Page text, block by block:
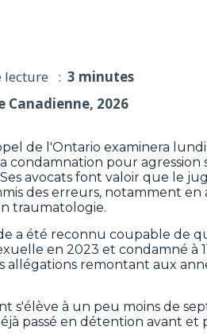
lecture : 3 minutes
Canadienne, 2026
de l'Ontario examinera
condamnation pour agression
avocats font valoir que le
des erreurs, notamment
traumatologie.
a été reconnu coupable de
en 2023 et condamné à
allégations remontant aux
s'élève à un peu moins de
passé en détention avant et